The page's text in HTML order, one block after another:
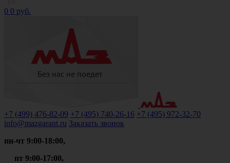
0 0 руб.
+7 (499) 476-82-09 +7 (495) 740-26-16 +7 (495) 972-32-70
info@mazgarant.ru Заказать звонок
пн-чт 9:00-18:00,
пт 9:00-17:00,